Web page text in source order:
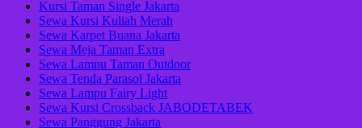
Kursi Taman Single Jakarta
Sewa Kursi Kuliah Merah
Sewa Karpet Buana Jakarta
Sewa Meja Taman Extra
Sewa Lampu Taman Outdoor
Sewa Tenda Parasol Jakarta
Sewa Lampu Fairy Light
Sewa Kursi Crossback JABODETABEK
Sewa Panggung Jakarta